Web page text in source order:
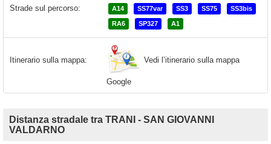
Strade sul percorso: A14 SS77var SS3 SS75 SS3bis
RA6 SP327 A1
Itinerario sulla mappa: Vedi l’itinerario sulla mappa
Google
Distanza stradale tra TRANI - SAN GIOVANNI
VALDARNO